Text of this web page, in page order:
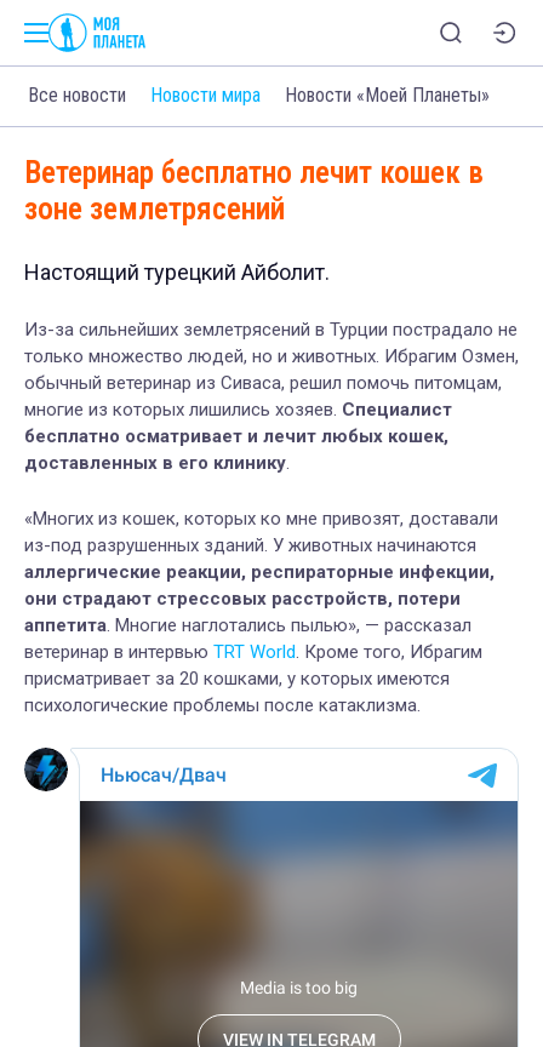
Все новости Новости мира Новости «Моей Планеты»
Ветеринар бесплатно лечит кошек в
зоне землетрясений
Настоящий турецкий Айболит.
Из-за сильнейших землетрясений в Турции пострадало не
только множество людей, но и животных. Ибрагим Озмен,
обычный ветеринар из Сиваса, решил помочь питомцам,
многие из которых лишились хозяев. Специалист
бесплатно осматривает и лечит любых кошек,
доставленных в его клинику.
«Многих из кошек, которых ко мне привозят, доставали
из-под разрушенных зданий. У животных начинаются
аллергические реакции, респираторные инфекции,
они страдают стрессовых расстройств, потери
аппетита. Многие наглотались пылью», — рассказал
ветеринар в интервью TRT World. Кроме того, Ибрагим
присматривает за 20 кошками, у которых имеются
психологические проблемы после катаклизма.